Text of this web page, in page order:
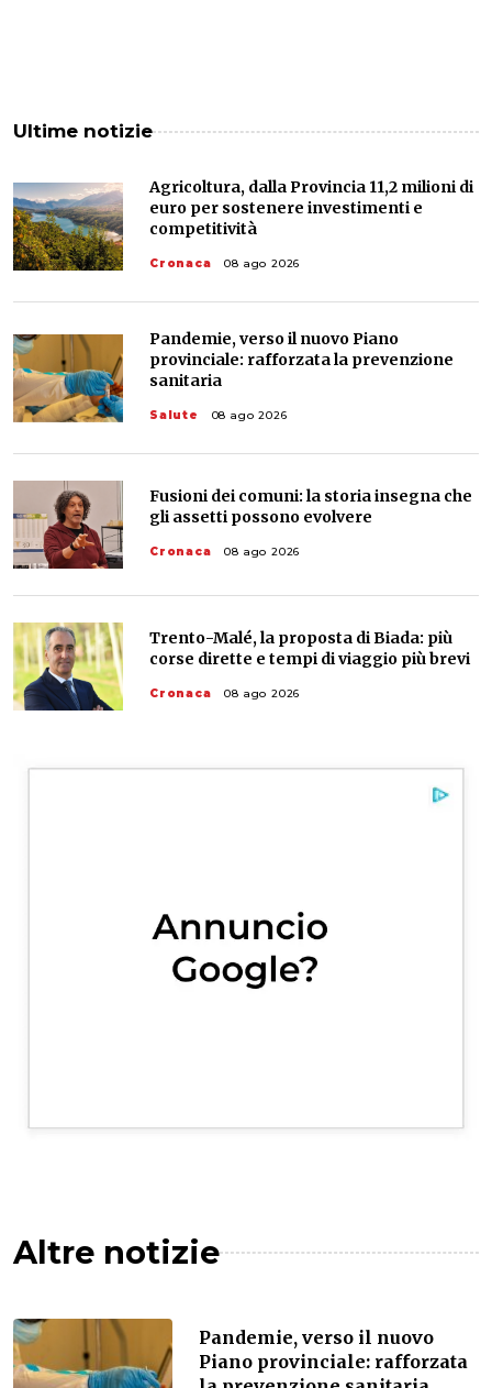
Ultime notizie
Agricoltura, dalla Provincia 11,2 milioni di
euro per sostenere investimenti e
competitività
Cronaca 08 ago 2026
Pandemie, verso il nuovo Piano
provinciale: rafforzata la prevenzione
sanitaria
Salute 08 ago 2026
Fusioni dei comuni: la storia insegna che
gli assetti possono evolvere
Cronaca 08 ago 2026
Trento-Malé, la proposta di Biada: più
corse dirette e tempi di viaggio più brevi
Cronaca 08 ago 2026
Altre notizie
Pandemie, verso il nuovo
Piano provinciale: rafforzata